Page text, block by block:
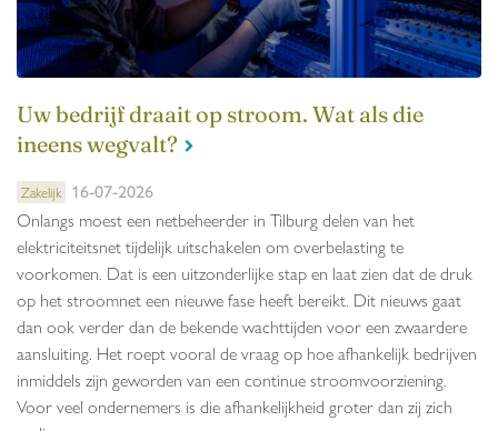
Uw bedrijf draait op stroom. Wat als die
ineens wegvalt?
Zakelijk 16-07-2026
Onlangs moest een netbeheerder in Tilburg delen van het
elektriciteitsnet tijdelijk uitschakelen om overbelasting te
voorkomen. Dat is een uitzonderlijke stap en laat zien dat de druk
op het stroomnet een nieuwe fase heeft bereikt. Dit nieuws gaat
dan ook verder dan de bekende wachttijden voor een zwaardere
aansluiting. Het roept vooral de vraag op hoe afhankelijk bedrijven
inmiddels zijn geworden van een continue stroomvoorziening.
Voor veel ondernemers is die afhankelijkheid groter dan zij zich